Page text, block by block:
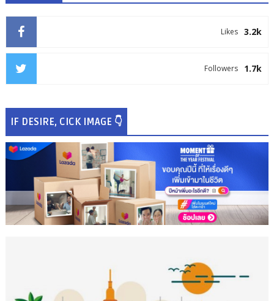
3.2k
Likes
1.7k
Followers
IF DESIRE, CICK IMAGE 👇